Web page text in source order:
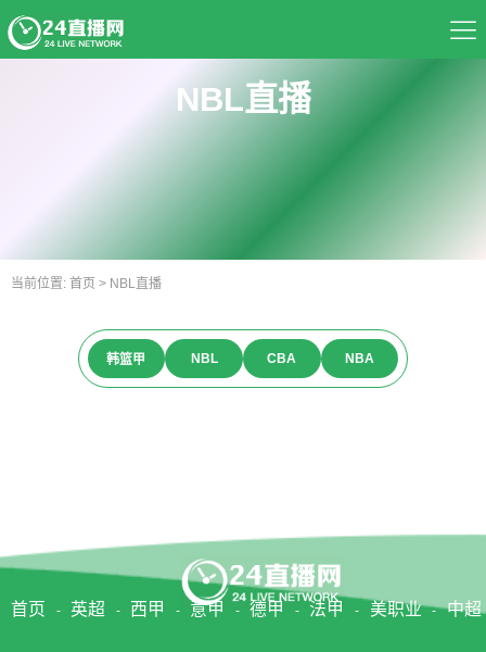
首页
资讯
推荐录像
NBL直播
当前位置: 首页 > NBL直播
韩篮甲 NBL CBA NBA
首页 英超 西甲 意甲 德甲 法甲 美职业 中超